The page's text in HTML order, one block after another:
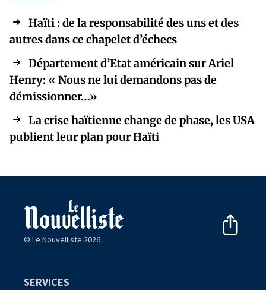
Haïti : de la responsabilité des uns et des
autres dans ce chapelet d’échecs
Département d’Etat américain sur Ariel
Henry: « Nous ne lui demandons pas de
démissionner…»
La crise haïtienne change de phase, les USA
publient leur plan pour Haïti
© Le Nouvelliste 2026
SERVICES